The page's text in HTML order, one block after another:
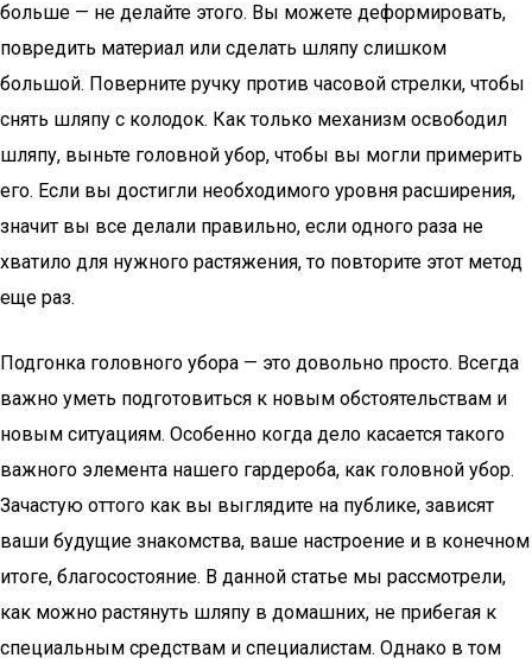
больше — не делайте этого. Вы можете деформировать,
повредить материал или сделать шляпу слишком
большой. Поверните ручку против часовой стрелки, чтобы
снять шляпу с колодок. Как только механизм освободил
шляпу, выньте головной убор, чтобы вы могли примерить
его. Если вы достигли необходимого уровня расширения,
значит вы все делали правильно, если одного раза не
хватило для нужного растяжения, то повторите этот метод
еще раз.
Подгонка головного убора — это довольно просто. Всегда
важно уметь подготовиться к новым обстоятельствам и
новым ситуациям. Особенно когда дело касается такого
важного элемента нашего гардероба, как головной убор.
Зачастую оттого как вы выглядите на публике, зависят
ваши будущие знакомства, ваше настроение и в конечном
итоге, благосостояние. В данной статье мы рассмотрели,
как можно растянуть шляпу в домашних, не прибегая к
специальным средствам и специалистам. Однако в том